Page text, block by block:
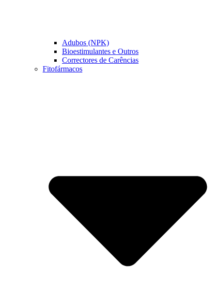
Adubos (NPK)
Bioestimulantes e Outros
Correctores de Carências
Fitofármacos